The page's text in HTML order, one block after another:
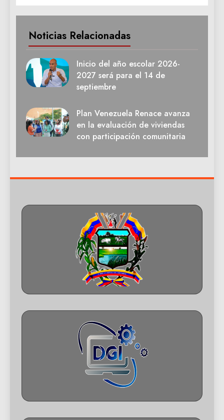
Noticias Relacionadas
Inicio del año escolar 2026-
2027 será para el 14 de
septiembre
Plan Venezuela Renace avanza
en la evaluación de viviendas
con participación comunitaria